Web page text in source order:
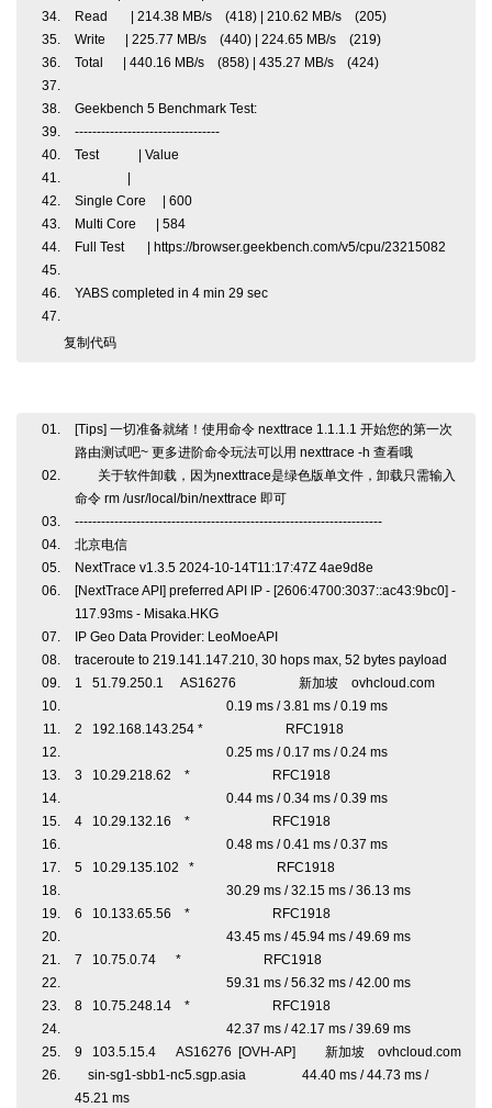
Read | 214.38 MB/s (418) | 210.62 MB/s (205)
Write | 225.77 MB/s (440) | 224.65 MB/s (219)
Total | 440.16 MB/s (858) | 435.27 MB/s (424)
Geekbench 5 Benchmark Test:
---------------------------------
Test | Value
Single Core | 600
Multi Core | 584
Full Test | https://browser.geekbench.com/v5/cpu/23215082
YABS completed in 4 min 29 sec
复制代码
[Tips] 一切准备就绪！使用命令 nexttrace 1.1.1.1 开始您的第一次
路由测试吧~ 更多进阶命令玩法可以用 nexttrace -h 查看哦
关于软件卸载，因为nexttrace是绿色版单文件，卸载只需输入
命令 rm /usr/local/bin/nexttrace 即可
----------------------------------------------------------------------
北京电信
NextTrace v1.3.5 2024-10-14T11:17:47Z 4ae9d8e
[NextTrace API] preferred API IP - [2606:4700:3037::ac43:9bc0] -
117.93ms - Misaka.HKG
IP Geo Data Provider: LeoMoeAPI
traceroute to 219.141.147.210, 30 hops max, 52 bytes payload
1 51.79.250.1 AS16276 新加坡 ovhcloud.com
0.19 ms / 3.81 ms / 0.19 ms
2 192.168.143.254 * RFC1918
0.25 ms / 0.17 ms / 0.24 ms
3 10.29.218.62 * RFC1918
0.44 ms / 0.34 ms / 0.39 ms
4 10.29.132.16 * RFC1918
0.48 ms / 0.41 ms / 0.37 ms
5 10.29.135.102 * RFC1918
30.29 ms / 32.15 ms / 36.13 ms
6 10.133.65.56 * RFC1918
43.45 ms / 45.94 ms / 49.69 ms
7 10.75.0.74 * RFC1918
59.31 ms / 56.32 ms / 42.00 ms
8 10.75.248.14 * RFC1918
42.37 ms / 42.17 ms / 39.69 ms
9 103.5.15.4 AS16276 [OVH-AP] 新加坡 ovhcloud.com
sin-sg1-sbb1-nc5.sgp.asia 44.40 ms / 44.73 ms /
45.21 ms